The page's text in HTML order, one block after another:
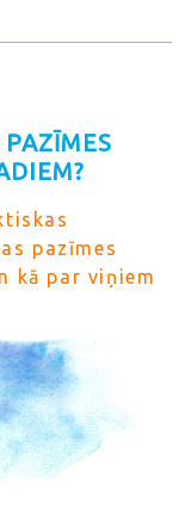
pazīmes
kā par viņiem